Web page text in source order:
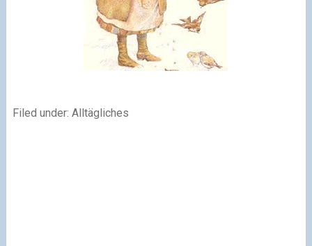
Filed under: Alltägliches